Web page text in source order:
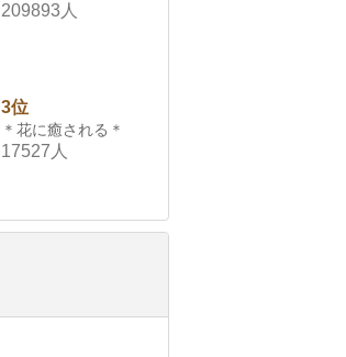
209893人
3位
＊花に癒される＊
17527人